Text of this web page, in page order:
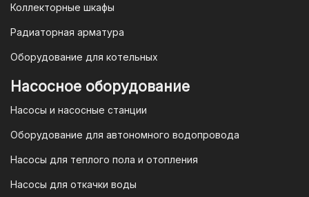
Гарантия и условия гарантии
магазине "TIM-com Россия" Вы можете
быть уверены в том, что мы действуем
в рамках действующего
Законодательства Российской
Федерации и Ваши права, как
Коллекторные шкафы
Радиаторная арматура
Оборудование для котельных
Насосное оборудование
Насосы и насосные станции
Оборудование для автономного водопровода
Насосы для теплого пола и отопления
Насосы для откачки воды